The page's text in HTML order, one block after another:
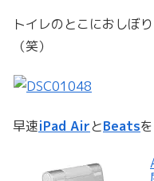
トイレのとこにおしぼ
（笑）
早速iPad AirとBeats